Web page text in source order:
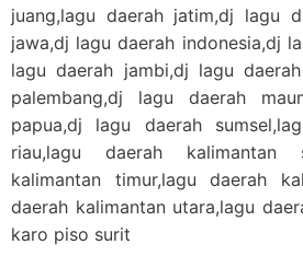
juang,lagu daerah jatim,dj lagu
jawa,dj lagu daerah indonesia,dj
lagu daerah jambi,dj lagu
palembang,dj lagu daerah
papua,dj lagu daerah
riau,lagu daerah kalimantan
kalimantan timur,lagu daerah
daerah kalimantan utara,lagu
karo piso surit